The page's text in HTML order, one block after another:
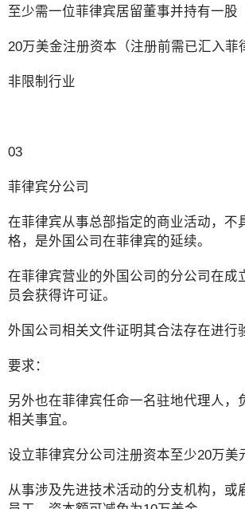
至少需一位菲律宾居留董事并持有一股
20万美金注册资本（注册前需已汇入菲
非限制行业
03
菲律宾分公司
在菲律宾从事总部指定的商业活动，不
格，是外国公司在菲律宾的延续。
在菲律宾营业的外国公司的分公司在成
员会获得许可证。
外国公司相关文件证明其合法存在进行
要求：
另外也在菲律宾任命一名驻地代理人，
相关事宜。
设立菲律宾分公司注册资本至少20万美
从事涉及先进技术活动的分支机构，或